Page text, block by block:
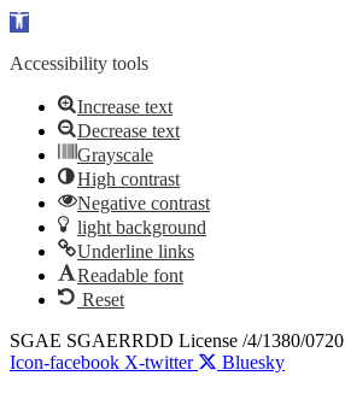
Open toolbar
Accessibility tools
Increase text
Decrease text
Grayscale
High contrast
Negative contrast
light background
Underline links
Readable font
Reset
Skip
to
SGAE SGAERRDD License /4/1380/0720
Icon-facebook X-twitter Bluesky